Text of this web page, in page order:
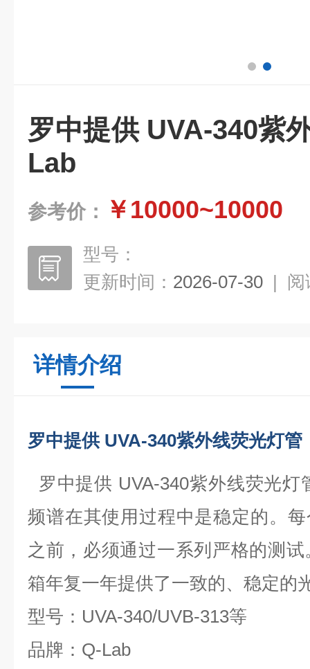
罗中提供 UVA-340紫
Lab
参考价： ￥10000~10000
型号：
更新时间： 2026-07-30 | 阅
详情介绍
罗中提供 UVA-340紫外线荧光灯
罗中提供 UVA-340紫外线荧光
频谱在其使用过程中是稳定的。
之前，必须通过一系列严格的测
箱年复一年提供了一致的、稳定的
型号：UVA-340/UVB-313等
品牌：Q-Lab